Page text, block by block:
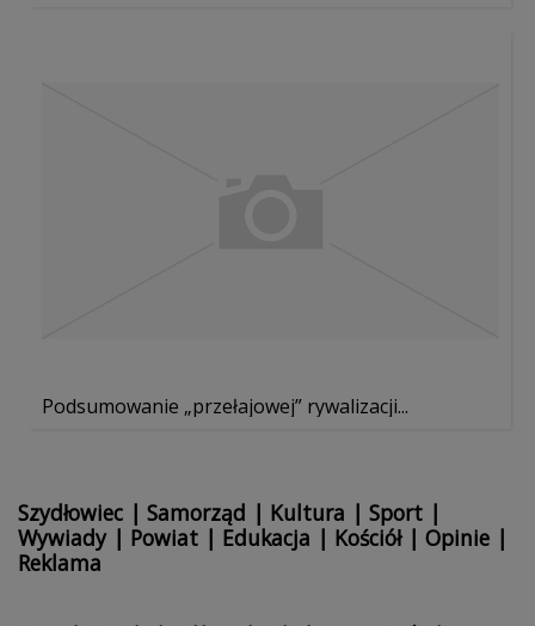
Podsumowanie „przełajowej” rywalizacji...
Szydłowiec | Samorząd | Kultura | Sport |
Wywiady| Powiat | Edukacja | Kościół| Opinie |
Reklama